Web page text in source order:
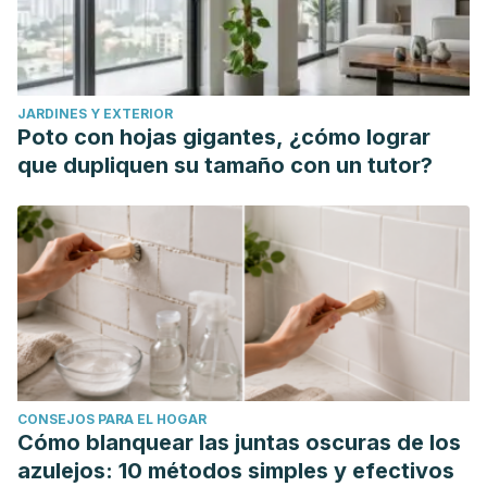
JARDINES Y EXTERIOR
Poto con hojas gigantes, ¿cómo lograr
que dupliquen su tamaño con un tutor?
CONSEJOS PARA EL HOGAR
Cómo blanquear las juntas oscuras de los
azulejos: 10 métodos simples y efectivos